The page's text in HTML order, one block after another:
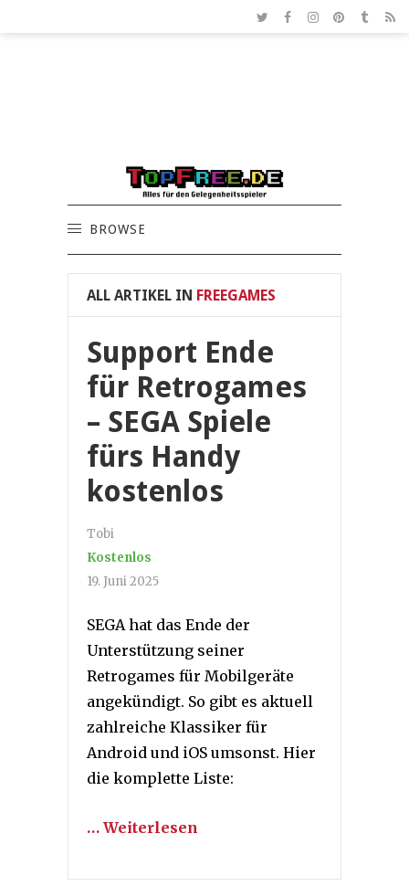
BROWSE
ALL ARTIKEL IN FREEGAMES
Support Ende
für Retrogames
– SEGA Spiele
fürs Handy
kostenlos
Tobi
Kostenlos
19. Juni 2025
SEGA hat das Ende der
Unterstützung seiner
Retrogames für Mobilgeräte
angekündigt. So gibt es aktuell
zahlreiche Klassiker für
Android und iOS umsonst. Hier
die komplette Liste:
… Weiterlesen